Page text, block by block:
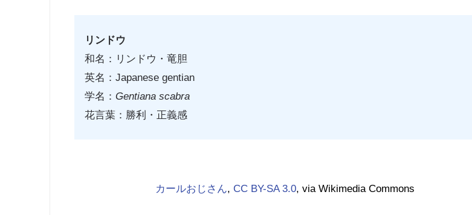
リンドウ
和名：リンドウ・竜胆
英名：Japanese gentian
学名：Gentiana scabra
花言葉：勝利・正義感
カールおじさん, CC BY-SA 3.0, via Wikimedia Commons